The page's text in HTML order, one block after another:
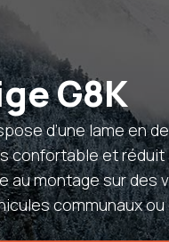
G8K
d’une lame en
confortable et
au montage sur des
communaux